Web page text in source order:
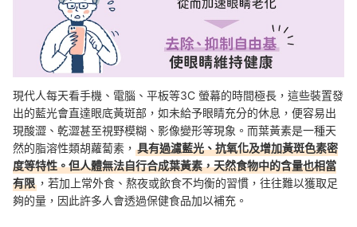
現代人每天看手機、電腦、平板等3C 螢幕的時間極長，這些裝置發
出的藍光會直達眼底黃斑部，如未給予眼睛充分的休息，便容易出
現酸澀、乾澀甚至視野模糊、影像變形等現象。而葉黃素是一種天
然的脂溶性類胡蘿蔔素， 具有過濾藍光、抗氧化及增加黃斑色素密
度等特性。但人體無法自行合成葉黃素，天然食物中的含量也相當
有限 ，若加上常外食、熬夜或飲食不均衡的習慣，往往難以獲取足
夠的量，因此許多人會透過保健食品加以補充。